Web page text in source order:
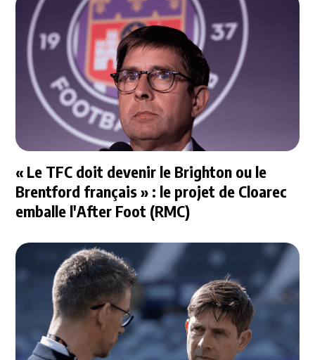
« Le TFC doit devenir le Brighton ou le
Brentford français » : le projet de Cloarec
emballe l'After Foot (RMC)